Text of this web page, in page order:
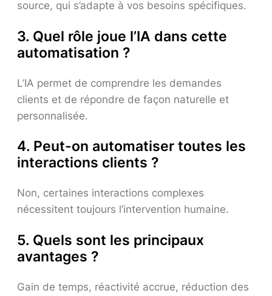
source, qui s’adapte à vos besoins spécifiques.
3. Quel rôle joue l’IA dans cette
automatisation ?
L’IA permet de comprendre les demandes
clients et de répondre de façon naturelle et
personnalisée.
4. Peut-on automatiser toutes les
interactions clients ?
Non, certaines interactions complexes
nécessitent toujours l’intervention humaine.
5. Quels sont les principaux
avantages ?
Gain de temps, réactivité accrue, réduction des